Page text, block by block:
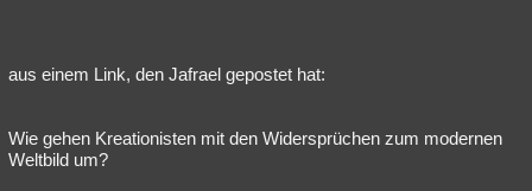
aus einem Link, den Jafrael gepostet hat:
Wie gehen Kreationisten mit den Widersprüchen zum modernen
Weltbild um?